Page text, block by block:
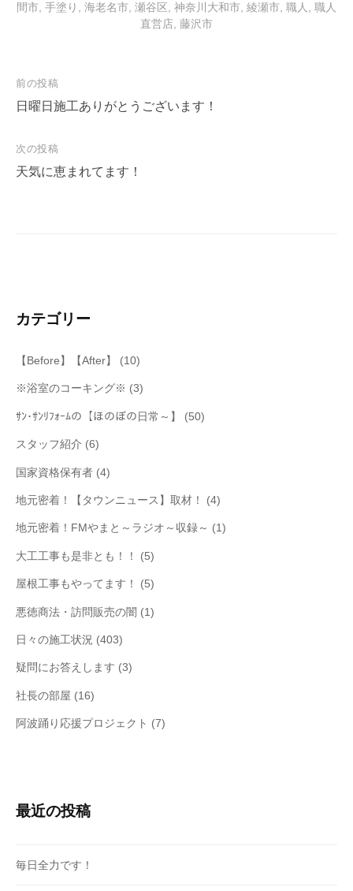
間市, 手塗り , 海老名市, 瀬谷区, 神奈川大和市, 綾瀬市, 職人, 職人
直営店, 藤沢市
投
稿
ビ
ゲ
前の投稿
日曜日施工ありがとうございます！
次の投稿
天気に恵まれてます！
カテゴリー
【Before】【After】 (10)
※浴室のコーキング※ (3)
ｻﾝ･ｻﾝﾘﾌｫｰﾑの【ほのぼの日常～】 (50)
スタッフ紹介 (6)
国家資格保有者 (4)
地元密着！【タウンニュース】取材！ (4)
地元密着！FMやまと～ラジオ～収録～ (1)
大工工事も是非とも！！ (5)
屋根工事もやってます！ (5)
悪徳商法・訪問販売の闇 (1)
日々の施工状況 (403)
疑問にお答えします (3)
社長の部屋 (16)
阿波踊り応援プロジェクト (7)
最近の投稿
毎日全力です！